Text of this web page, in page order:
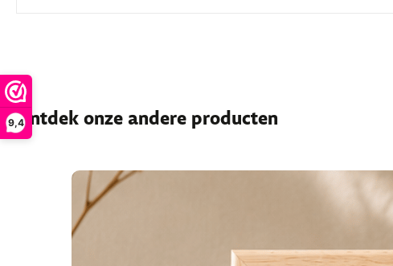
9,4Ontdek onze andere producten